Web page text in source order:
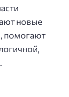
новые
помогают